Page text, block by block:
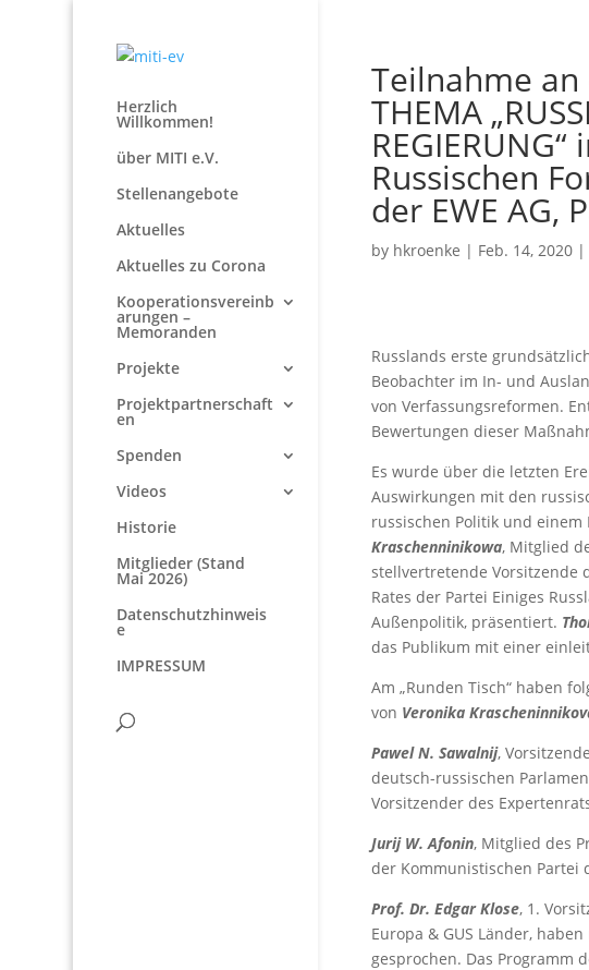
Herzlich
Willkommen!
über MITI e.V.
Stellenangebote
Aktuelles
Aktuelles zu Corona
Kooperationsvereinb
arungen –
Memoranden
Projekte
Projektpartnerschaft
en
Spenden
Videos
Historie
Mitglieder (Stand
Mai 2026)
Datenschutzhinweis
e
IMPRESSUM
Teilnahme an
THEMA
Russischen
der EWE AG,
by hkroenke | Feb. 14, 2020
Russlands erste
Beobachter im In- und
von Verfassungsreformen.
Bewertungen dieser
Es wurde über die letzten
Auswirkungen mit den
russischen Politik und
Kraschenninikowa, Mitglied
stellvertretende Vorsitzende
Rates der Partei Einiges
Außenpolitik, präsentiert.
das Publikum mit einer
Am „Runden Tisch“ haben
von Veronika
Pawel N. Sawalnij,
deutsch-russischen
Vorsitzender des
Jurij W. Afonin, Mitglied des
der Kommunistischen Partei
Prof. Dr. Edgar Klose, 1.
Europa & GUS Länder,
gesprochen. Das Programm